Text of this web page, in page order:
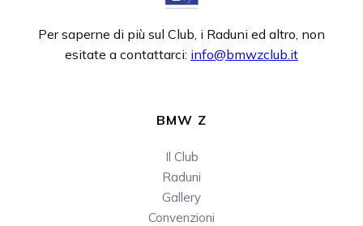
Per saperne di più sul Club, i Raduni ed altro, non
esitate a contattarci: info@bmwzclub.it
BMW Z
Il Club
Raduni
Gallery
Convenzioni